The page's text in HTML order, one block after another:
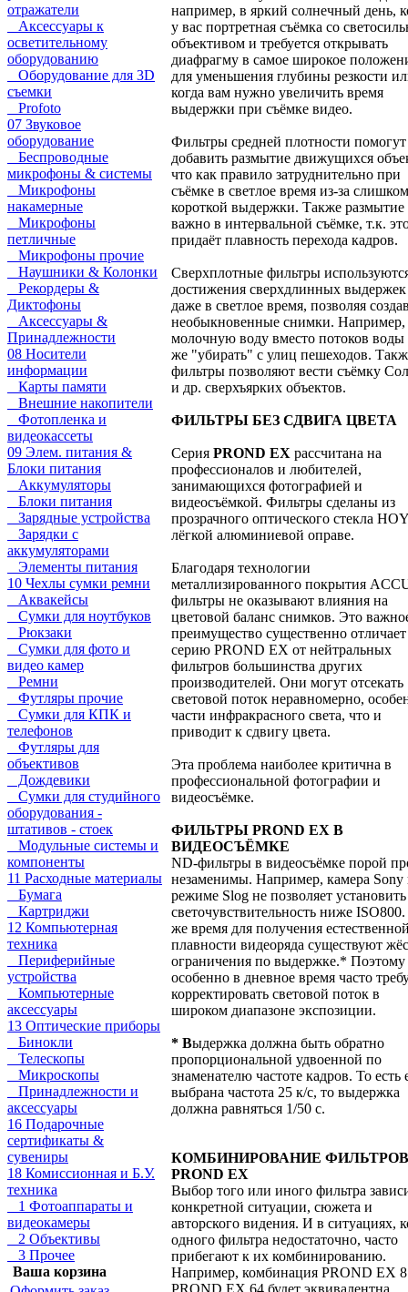
отражатели
Аксессуары к
осветительному
оборудованию
Оборудование для 3D
съемки
Profoto
07 Звуковое
оборудование
Беспроводные
микрофоны & системы
Микрофоны
накамерные
Микрофоны
петличные
Микрофоны прочие
Наушники & Колонки
Рекордеры &
Диктофоны
Аксессуары &
Принадлежности
08 Носители
информации
Карты памяти
Внешние накопители
Фотопленка и
видеокассеты
09 Элем. питания &
Блоки питания
Аккумуляторы
Блоки питания
Зарядные устройства
Зарядки с
аккумуляторами
Элементы питания
10 Чехлы сумки ремни
Аквакейсы
Сумки для ноутбуков
Рюкзаки
Сумки для фото и
видео камер
Ремни
Футляры прочие
Сумки для КПК и
телефонов
Футляры для
объективов
Дождевики
Сумки для студийного
оборудования -
штативов - стоек
Модульные системы и
компоненты
11 Расходные материалы
Бумага
Картриджи
12 Компьютерная
техника
Периферийные
устройства
Компьютерные
аксессуары
13 Оптические приборы
Бинокли
Телескопы
Микроскопы
Принадлежности и
аксессуары
16 Подарочные
сертификаты &
сувениры
18 Комиссионная и Б.У.
техника
1 Фотоаппараты и
видеокамеры
2 Объективы
3 Прочее
Ваша корзина
например, в яркий солнечный день,
у вас портретная съёмка со
объективом и требуется открывать
диафрагму в самое широкое
для уменьшения глубины резкости
когда вам нужно увеличить время
выдержки при съёмке видео.
Фильтры средней плотности помогут
добавить размытие движущихся
что как правило затруднительно при
съёмке в светлое время из-за слишком
короткой выдержки. Также размытие
важно в интервальной съёмке, т.к.
придаёт плавность перехода кадров.
Сверхплотные фильтры
достижения сверхдлинных выдержек
даже в светлое время, позволяя
необыкновенные снимки. Например,
молочную воду вместо потоков
же "убирать" с улиц пешеходов.
фильтры позволяют вести съёмку
и др. сверхъярких объектов.
ФИЛЬТРЫ БЕЗ СДВИГА ЦВЕТА
Серия PROND EX рассчитана на
профессионалов и любителей,
занимающихся фотографией и
видеосъёмкой. Фильтры сделаны из
прозрачного оптического стекла
лёгкой алюминиевой оправе.
Благодаря технологии
металлизированного покрытия
фильтры не оказывают влияния на
цветовой баланс снимков. Это
преимущество существенно отличает
серию PROND EX от нейтральных
фильтров большинства других
производителей. Они могут отсекать
световой поток неравномерно,
части инфракрасного света, что и
приводит к сдвигу цвета.
Эта проблема наиболее критична в
профессиональной фотографии и
видеосъёмке.
ФИЛЬТРЫ PROND EX В
ВИДЕОСЪЁМКЕ
ND-фильтры в видеосъёмке порой
незаменимы. Например, камера Sony
режиме Slog не позволяет установить
светочувствительность ниже
же время для получения
плавности видеоряда существуют
ограничения по выдержке.* Поэтому
особенно в дневное время часто
корректировать световой поток в
широком диапазоне экспозиции.
* Выдержка должна быть обратно
пропорциональной удвоенной по
знаменателю частоте кадров. То есть
выбрана частота 25 к/с, то выдержка
должна равняться 1/50 с.
КОМБИНИРОВАНИЕ ФИЛЬТРОВ
PROND EX
Выбор того или иного фильтра
конкретной ситуации, сюжета и
авторского видения. И в ситуациях,
одного фильтра недостаточно, часто
прибегают к их комбинированию.
Например, комбинация PROND EX
PROND EX 64 будет эквивалентна